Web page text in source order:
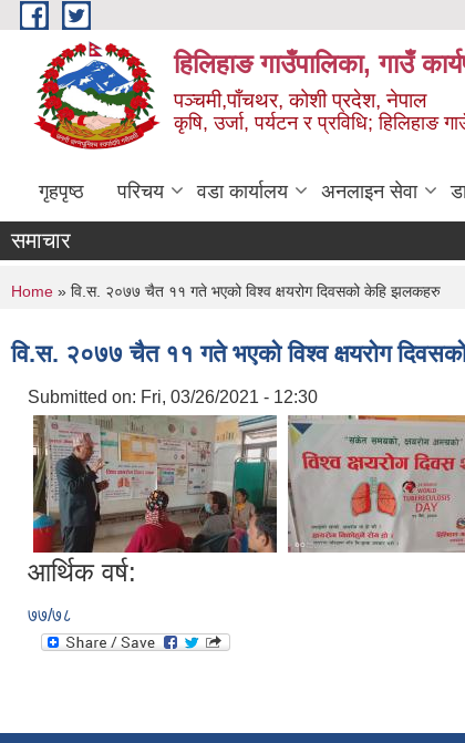
Skip to main content
हिलिहाङ गाउँपालिका, गाउँ
पञ्चमी,पाँचथर, कोशी प्रदेश, नेपाल
कृषि, उर्जा, पर्यटन र प्रविधि; हिलिहाङ
गृहपृष्ठ परिचय वडा कार्यालय अनलाइन सेवा
समाचार
You are here
Home » वि.स. २०७७ चैत ११ गते भएको विश्व क्षयरोग दिवसको केहि झलकहरु
वि.स. २०७७ चैत ११ गते भएको विश्व क्षयरोग
Submitted on: Fri, 03/26/2021 - 12:30
आर्थिक वर्ष:
७७/७८